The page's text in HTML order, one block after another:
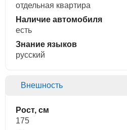
отдельная квартира
Наличие автомобиля
есть
Знание языков
русский
Внешность
Рост, см
175